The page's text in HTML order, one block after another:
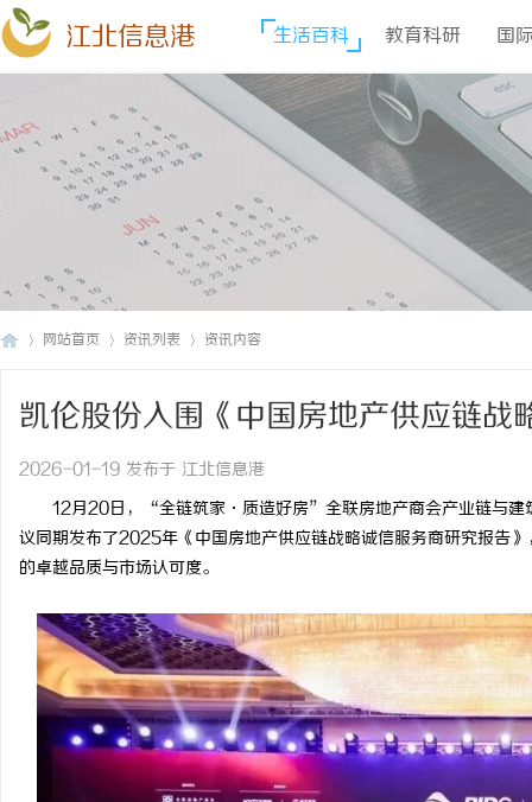
江北信息港 生活百科 教育科研 国
网站首页 资讯列表 资讯内容
凯伦股份入围《中国房地产供应链战
首选率前十强
2026-01-19 发布于 江北信息港
12月20日，“全链筑家·质造好房”全联房地产商会产业链与
议同期发布了2025年《中国房地产供应链战略诚信服务商研究报告
的卓越品质与市场认可度。